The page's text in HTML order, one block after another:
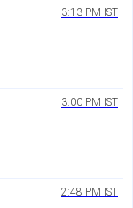
3:13 PM IST
3:00 PM IST
2:48 PM IST